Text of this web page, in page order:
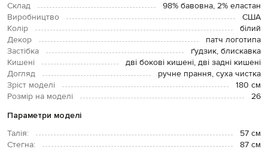
Склад
98% бавовна, 2% еластан
Виробництво
США
Колір
білий
Декор
патч логотипа
Застібка
ґудзик, блискавка
Кишені
дві бокові кишені, дві задні кишені
Догляд
ручне прання, суха чистка
Зріст моделі
180 см
Розмір на моделі
26
Параметри моделі
Талія:
57 см
Стегна:
87 см